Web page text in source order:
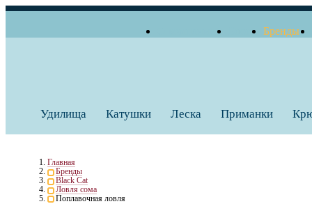
Бренды
Удилища Катушки Леска Приманки
Главная
Бренды
Black Cat
Ловля сома
Поплавочная ловля